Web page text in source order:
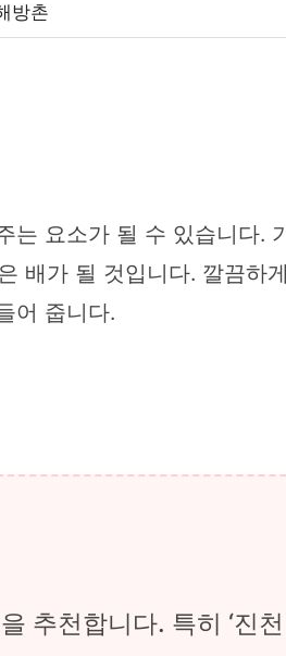
방촌
는 요소가 될 수 있습니다.
배가 될 것입니다. 깔끔하
어 줍니다.
추천합니다. 특히 ‘진